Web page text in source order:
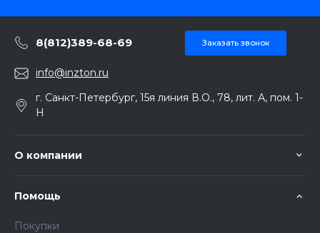
8(812)389-68-69 Заказать звонок
info@inzton.ru
г. Санкт-Петербург, 15я линия В.О., 78, лит. А, пом. 1-
Н
О компании
Помощь
Покупки